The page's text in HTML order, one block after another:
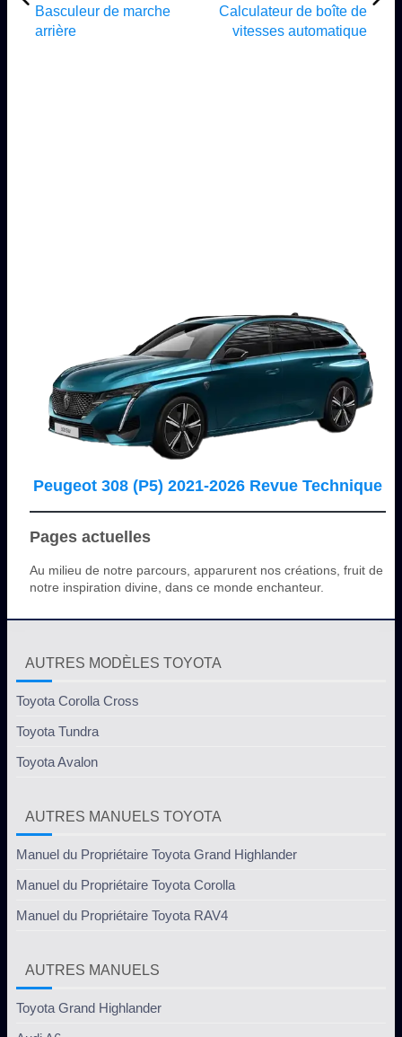
Basculeur de marche
arrière
Calculateur de boîte de
vitesses automatique
Peugeot 308 (P5) 2021-2026 Revue Technique
Pages actuelles
Au milieu de notre parcours, apparurent nos créations, fruit de
notre inspiration divine, dans ce monde enchanteur.
AUTRES MODÈLES TOYOTA
Toyota Corolla Cross
Toyota Tundra
Toyota Avalon
AUTRES MANUELS TOYOTA
Manuel du Propriétaire Toyota Grand Highlander
Manuel du Propriétaire Toyota Corolla
Manuel du Propriétaire Toyota RAV4
AUTRES MANUELS
Toyota Grand Highlander